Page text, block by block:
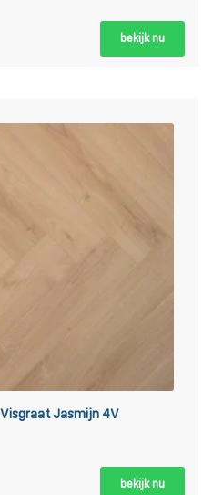
bekijk nu
Jasmijn 4V
bekijk nu